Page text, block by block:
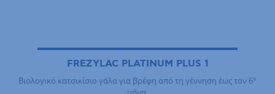
FREZYLAC PLATINUM PLUS 1
Βιολογικό κατσικίσιο γάλα για βρέφη από τη γέννηση έως τον 6°